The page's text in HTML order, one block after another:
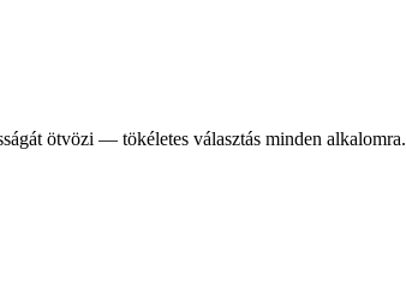
ötvözi — tökéletes választás minden alkalomra.